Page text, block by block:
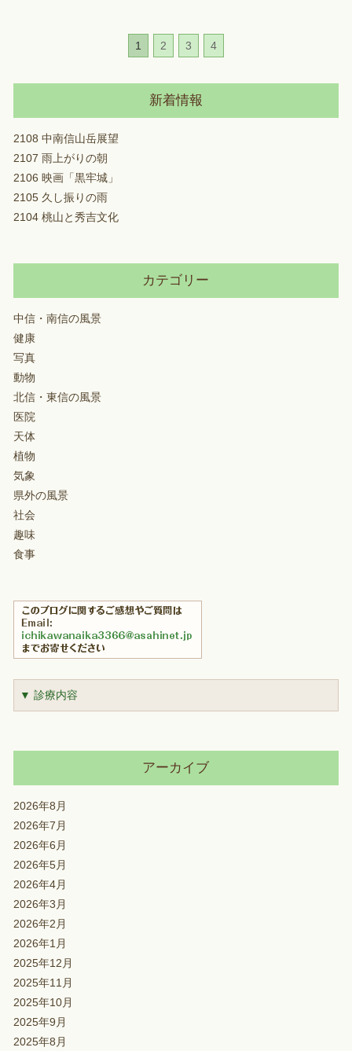
1 2 3 4
新着情報
2108 中南信山岳展望
2107 雨上がりの朝
2106 映画「黒牢城」
2105 久し振りの雨
2104 桃山と秀吉文化
カテゴリー
中信・南信の風景
健康
写真
動物
北信・東信の風景
医院
天体
植物
気象
県外の風景
社会
趣味
食事
▼ 診療内容
アーカイブ
2026年8月
2026年7月
2026年6月
2026年5月
2026年4月
2026年3月
2026年2月
2026年1月
2025年12月
2025年11月
2025年10月
2025年9月
2025年8月